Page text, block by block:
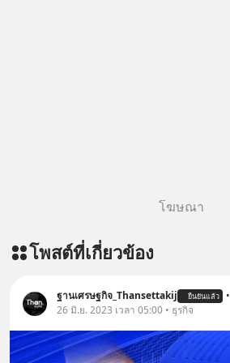
โฆษณา
โพสต์ที่เกี่ยวข้อง
ฐานเศรษฐกิจ_Thansettakij ยืนยันแล้ว •
26 มิ.ย. 2023 เวลา 05:00 • ธุรกิจ